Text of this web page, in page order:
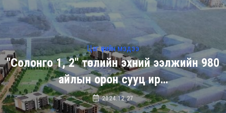
Цаг үеийн мэдээ
"Солонго 1, 2" төслийн эхний ээлжийн 980
айлын орон сууц ир…
2024.12.27